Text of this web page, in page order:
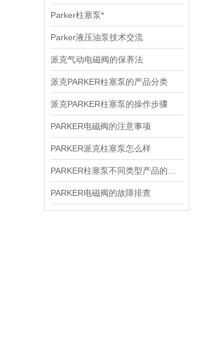
Parker柱塞泵*
Parker液压油泵技术交流
派克气动电磁阀的保养法
派克PARKER柱塞泵的产品分类
派克PARKER柱塞泵的操作步骤
PARKER电磁阀的注意事项
PARKER派克柱塞泵怎么样
PARKER电磁阀的故障排查